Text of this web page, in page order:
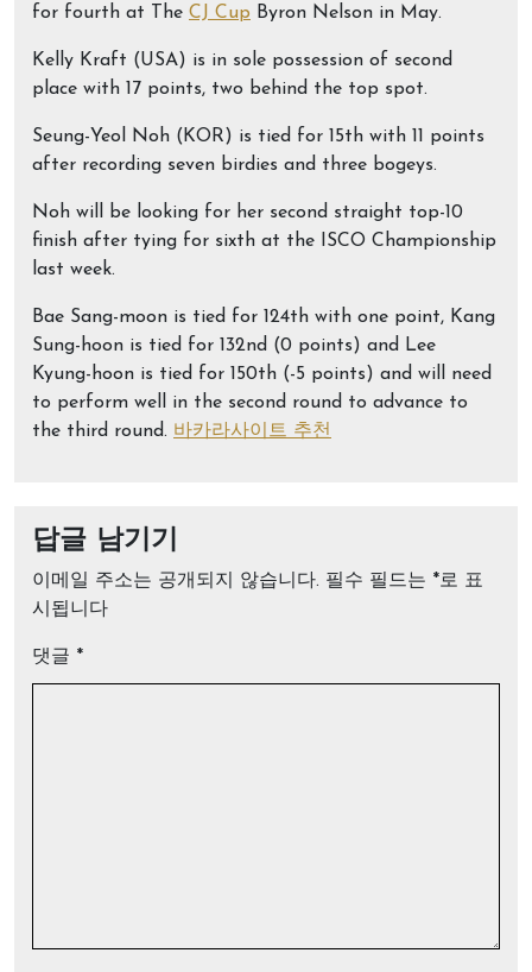
for fourth at The CJ Cup Byron Nelson in May.
Kelly Kraft (USA) is in sole possession of second
place with 17 points, two behind the top spot.
Seung-Yeol Noh (KOR) is tied for 15th with 11 points
after recording seven birdies and three bogeys.
Noh will be looking for her second straight top-10
finish after tying for sixth at the ISCO Championship
last week.
Bae Sang-moon is tied for 124th with one point, Kang
Sung-hoon is tied for 132nd (0 points) and Lee
Kyung-hoon is tied for 150th (-5 points) and will need
to perform well in the second round to advance to
the third round. 바카라사이트 추천
답글 남기기
이메일 주소는 공개되지 않습니다. 필수 필드는 *로 표
시됩니다
댓글 *